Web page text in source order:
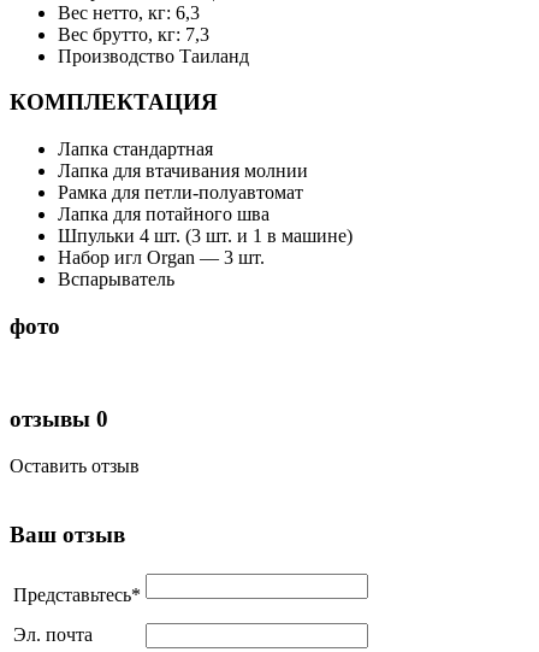
Вес нетто, кг: 6,3
Вес брутто, кг: 7,3
Производство Таиланд
КОМПЛЕКТАЦИЯ
Лапка стандартная
Лапка для втачивания молнии
Рамка для петли-полуавтомат
Лапка для потайного шва
Шпульки 4 шт. (3 шт. и 1 в машине)
Набор игл Organ — 3 шт.
Вспарыватель
фото
отзывы 0
Оставить отзыв
Ваш отзыв
Представьтесь*
Эл. почта